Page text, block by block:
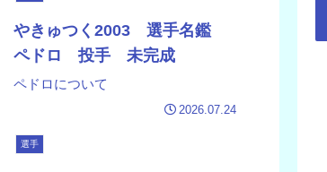
やきゅつく2003 選手名鑑
ペドロ 投手 未完成
ペドロについて
2026.07.24
選手